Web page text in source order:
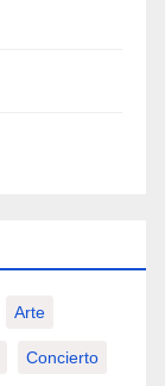
Arte
Concierto